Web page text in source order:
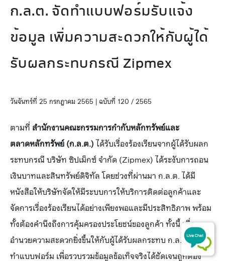
ก.ล.ต. จัดทำแบบฟอร์มรับแจ้ง
ข้อมูล เพิ่มความสะดวกให้กับผู้ได้
รับผลกระทบกรณี Zipmex
วันจันทร์ที่ 25 กรกฎาคม 2565 | ฉบับที่ 120 / 2565
ตามที่ สำนักงานคณะกรรมการกำกับหลักทรัพย์และ
ตลาดหลักทรัพย์ (ก.ล.ต.)ได้รับเรื่องร้องเรียนจากผู้ได้รับผลก
ระทบกรณี บริษัท ซิปเม็กซ์ จำกัด (Zipmex) ได้ระงับการถอน
เงินบาทและสินทรัพย์ดิจิทัล โดยช่วงที่ผ่านมา ก.ล.ต. ได้มี
หนังสือให้บริษัทจัดให้มีระบบการให้บริการติดต่อลูกค้าและ
จัดการเรื่องร้องเรียนได้อย่างเพียงพอและมีประสิทธิภาพ พร้อม
ทั้งต้องคำนึงถึงการคุ้มครองประโยชน์ของลูกค้า ทั้งนี้ เพื่อ
อำนวยความสะดวกยิ่งขึ้นให้กับผู้ได้รับผลกระทบ ก.ล.ต. จึงจัด
ทำแบบฟอร์ม เพื่อรวบรวมข้อมูลข้อเท็จจริงได้ชัดเจนถูกต้อง